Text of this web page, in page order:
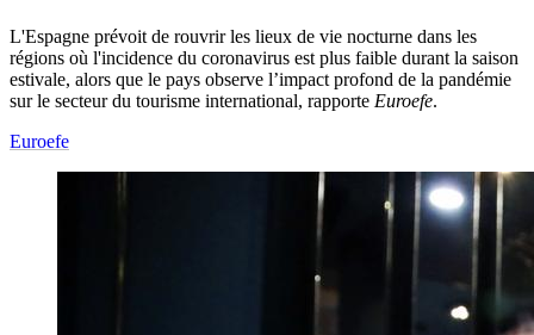
L'Espagne prévoit de rouvrir les lieux de vie nocturne dans les
régions où l'incidence du coronavirus est plus faible durant la saison
estivale, alors que le pays observe l’impact profond de la pandémie
sur le secteur du tourisme international, rapporte Euroefe.
Euroefe